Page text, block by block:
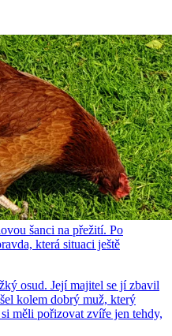
šanci na přežití. Po
která situaci ještě
osud. Její majitel se jí zbavil
kolem dobrý muž, který
měli pořizovat zvíře jen tehdy,